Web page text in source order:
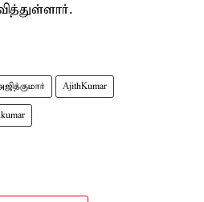
AjithKumar